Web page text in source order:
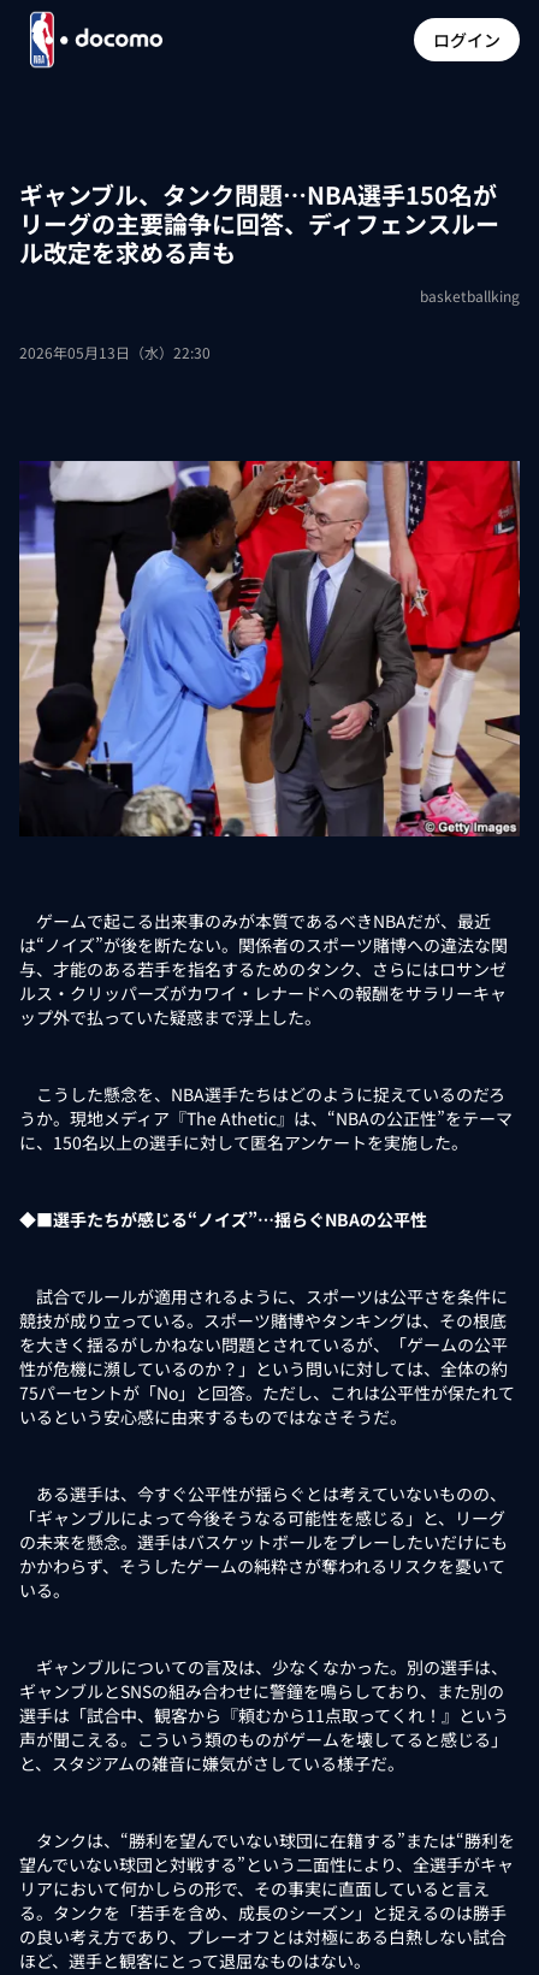
ログイン
ギャンブル、タンク問題…NBA選手150名が
リーグの主要論争に回答、ディフェンスルー
ル改定を求める声も
basketballking
2026年05月13日（水）22:30
ゲームで起こる出来事のみが本質であるべきNBAだが、最近
は“ノイズ”が後を断たない。関係者のスポーツ賭博への違法な関
与、才能のある若手を指名するためのタンク、さらにはロサンゼ
ルス・クリッパーズがカワイ・レナードへの報酬をサラリーキャ
ップ外で払っていた疑惑まで浮上した。
こうした懸念を、NBA選手たちはどのように捉えているのだろ
うか。現地メディア『The Athetic』は、“NBAの公正性”をテーマ
に、150名以上の選手に対して匿名アンケートを実施した。
◆■選手たちが感じる“ノイズ”…揺らぐNBAの公平性
試合でルールが適用されるように、スポーツは公平さを条件に
競技が成り立っている。スポーツ賭博やタンキングは、その根底
を大きく揺るがしかねない問題とされているが、「ゲームの公平
性が危機に瀕しているのか？」という問いに対しては、全体の約
75パーセントが「No」と回答。ただし、これは公平性が保たれて
いるという安心感に由来するものではなさそうだ。
ある選手は、今すぐ公平性が揺らぐとは考えていないものの、
「ギャンブルによって今後そうなる可能性を感じる」と、リーグ
の未来を懸念。選手はバスケットボールをプレーしたいだけにも
かかわらず、そうしたゲームの純粋さが奪われるリスクを憂いて
いる。
ギャンブルについての言及は、少なくなかった。別の選手は、
ギャンブルとSNSの組み合わせに警鐘を鳴らしており、また別の
選手は「試合中、観客から『頼むから11点取ってくれ！』という
声が聞こえる。こういう類のものがゲームを壊してると感じる」
と、スタジアムの雑音に嫌気がさしている様子だ。
タンクは、“勝利を望んでいない球団に在籍する”または“勝利を
望んでいない球団と対戦する”という二面性により、全選手がキャ
リアにおいて何かしらの形で、その事実に直面していると言え
る。タンクを「若手を含め、成長のシーズン」と捉えるのは勝手
の良い考え方であり、プレーオフとは対極にある白熱しない試合
ほど、選手と観客にとって退屈なものはない。